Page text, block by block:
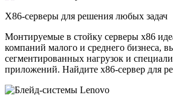
X86-серверы для решения любых задач
Монтируемые в стойку серверы x86
компаний малого и среднего бизнеса,
сегментированных нагрузок и
приложений. Найдите x86-сервер для